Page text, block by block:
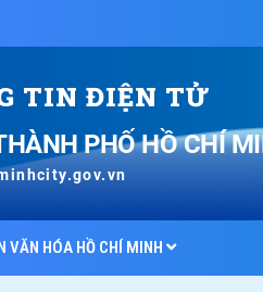
TIN ĐIỆN TỬ
PHỐ HỒ CHÍ
VĂN HÓA HỒ CHÍ MINH